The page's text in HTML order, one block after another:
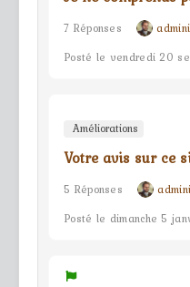
7 Réponses
Posté le vendredi 20
Améliorations
Votre avis sur ce
5 Réponses
Posté le dimanche 5